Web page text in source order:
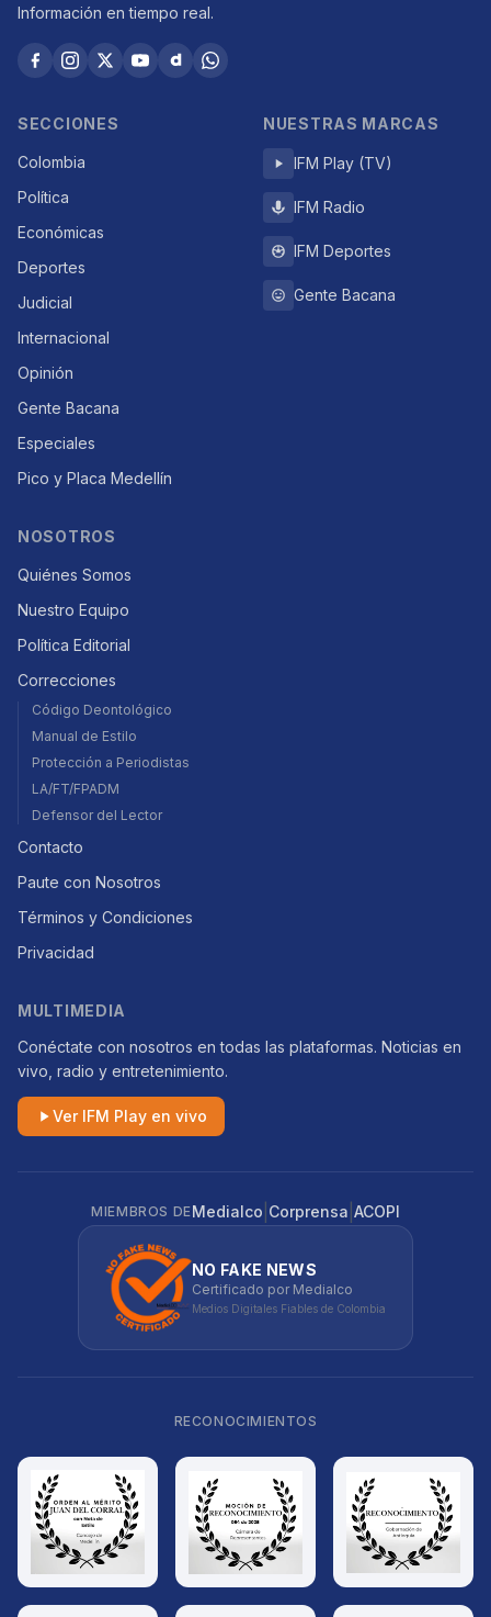
Información en tiempo real.
SECCIONES
Colombia
Política
Económicas
Deportes
Judicial
Internacional
Opinión
Gente Bacana
Especiales
Pico y Placa Medellín
NUESTRAS MARCAS
IFM Play (TV)
IFM Radio
IFM Deportes
Gente Bacana
NOSOTROS
Quiénes Somos
Nuestro Equipo
Política Editorial
Correcciones
Código Deontológico
Manual de Estilo
Protección a Periodistas
LA/FT/FPADM
Defensor del Lector
Contacto
Paute con Nosotros
Términos y Condiciones
Privacidad
MULTIMEDIA
Conéctate con nosotros en todas las plataformas. Noticias en
vivo, radio y entretenimiento.
Ver IFM Play en vivo
MIEMBROS DEMedialco Corprensa ACOPI
NO FAKE NEWS
Certificado por Medialco
Medios Digitales Fiables de Colombia
RECONOCIMIENTOS